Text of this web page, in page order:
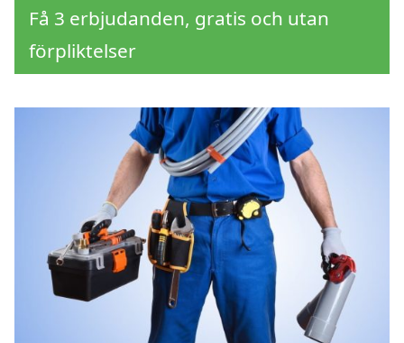
Få 3 erbjudanden, gratis och utan
förpliktelser